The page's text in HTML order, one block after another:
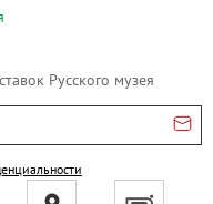
«Наш
первой половины
ХII—XVII
XVIII века
Русского музея